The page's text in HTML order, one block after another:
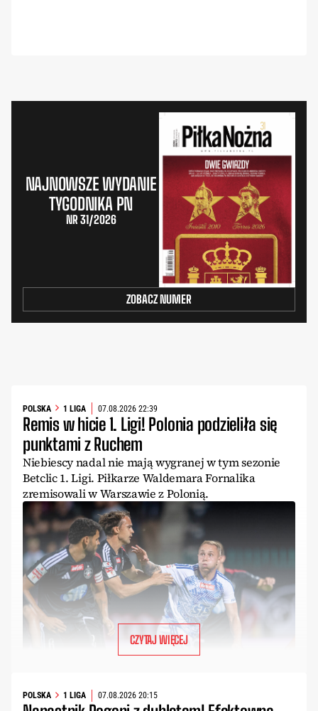
NAJNOWSZE WYDANIE
TYGODNIKA PN
NR 31/2026
ZOBACZ NUMER
POLSKA 1 LIGA 07.08.2026 22:39
Remis w hicie 1. Ligi! Polonia podzieliła się
punktami z Ruchem
Niebiescy nadal nie mają wygranej w tym sezonie
Betclic 1. Ligi. Piłkarze Waldemara Fornalika
zremisowali w Warszawie z Polonią.
CZYTAJ WIĘCEJ
POLSKA 1 LIGA 07.08.2026 20:15